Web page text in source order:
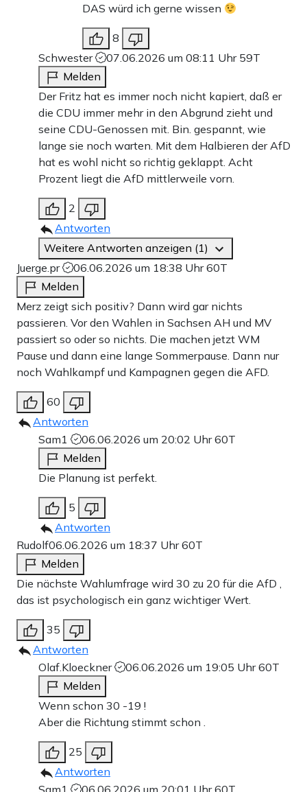
DAS würd ich gerne wissen
8
Schwester
07.06.2026 um 08:11 Uhr 59T
Melden
Der Fritz hat es immer noch nicht kapiert, daß er
die CDU immer mehr in den Abgrund zieht und
seine CDU-Genossen mit. Bin. gespannt, wie
lange sie noch warten. Mit dem Halbieren der AfD
hat es wohl nicht so richtig geklappt. Acht
Prozent liegt die AfD mittlerweile vorn.
2
Antworten
Weitere Antworten anzeigen (1)
Juerge.pr
06.06.2026 um 18:38 Uhr60T
Melden
Merz zeigt sich positiv? Dann wird gar nichts
passieren. Vor den Wahlen in Sachsen AH und MV
passiert so oder so nichts. Die machen jetzt WM
Pause und dann eine lange Sommerpause. Dann nur
noch Wahlkampf und Kampagnen gegen die AFD.
60
Antworten
Sam1
06.06.2026 um 20:02 Uhr60T
Melden
Die Planung ist perfekt.
5
Antworten
Rudolf06.06.2026 um 18:37 Uhr60T
Melden
Die nächste Wahlumfrage wird 30 zu 20 für die AfD ,
das ist psychologisch ein ganz wichtiger Wert.
35
Antworten
Olaf.Kloeckner
06.06.2026 um 19:05 Uhr60T
Melden
Wenn schon 30 -19 !
Aber die Richtung stimmt schon .
25
Antworten